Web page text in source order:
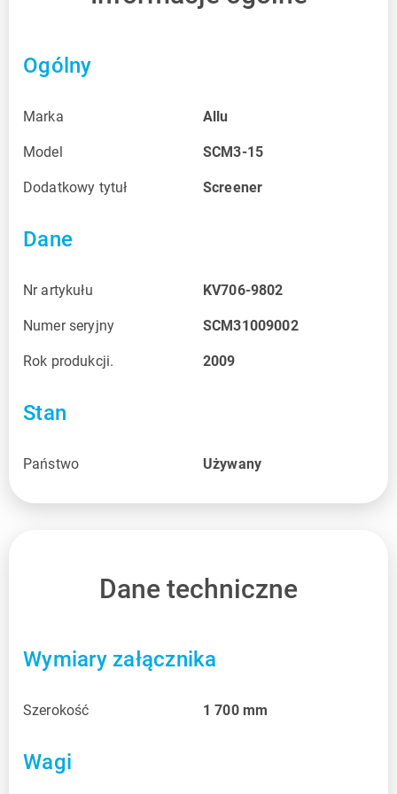
Ogólny
Marka Allu
Model SCM3-15
Dodatkowy tytuł Screener
Dane
Nr artykułu KV706-9802
Numer seryjny SCM31009002
Rok produkcji. 2009
Stan
Państwo Używany
Dane techniczne
Wymiary załącznika
Szerokość 1 700 mm
Wagi